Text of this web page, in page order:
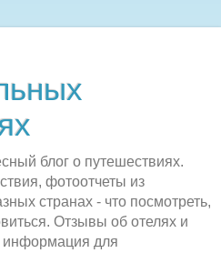
блог о путешествиях.
фотоотчеты из
странах - что посмотреть,
Отзывы об отелях и
информация для